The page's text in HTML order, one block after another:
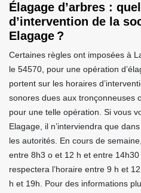
Élagage d’arbres :
d’intervention de la
Elagage ?
Certaines règles ont imposées à
le 54570, pour une opération
portent sur les horaires
sonores dues aux tronçonneuses
pour une telle opération. Si vous
Elagage, il n’interviendra que
les autorités. En cours de
entre 8h3 o et 12 h et entre
respectera l’horaire entre 9 h et
h et 19h. Pour des informations